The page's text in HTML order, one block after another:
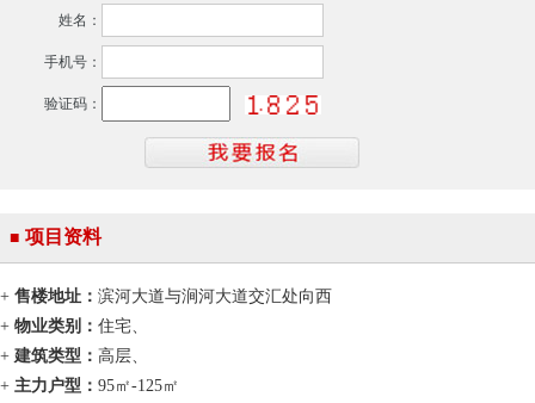
姓名：
手机号：
验证码：
■ 项目资料
+ 售楼地址： 滨河大道与涧河大道交汇处向西
+ 物业类别： 住宅、
+ 建筑类型： 高层、
+ 主力户型： 95㎡-125㎡